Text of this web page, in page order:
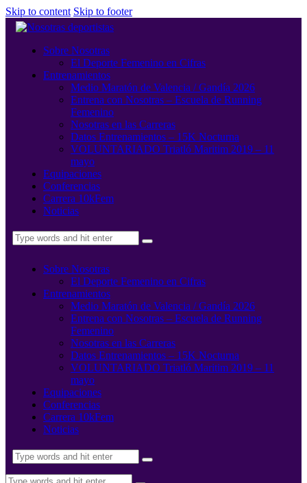
Skip to content Skip to footer
Sobre Nosotras
El Deporte Femenino en Cifras
Entrenamientos
Medio Maratón de Valencia / Gandía 2026
Entrena con Nosotras – Escuela de Running
Femenino
Nosotras en las Carreras
Datos Entrenamientos – 15K Nocturna
VOLUNTARIADO Triatló Maritim 2019 – 11
mayo
Equipaciones
Conferencias
Carrera 10kFem
Noticias
Sobre Nosotras
El Deporte Femenino en Cifras
Entrenamientos
Medio Maratón de Valencia / Gandía 2026
Entrena con Nosotras – Escuela de Running
Femenino
Nosotras en las Carreras
Datos Entrenamientos – 15K Nocturna
VOLUNTARIADO Triatló Maritim 2019 – 11
mayo
Equipaciones
Conferencias
Carrera 10kFem
Noticias